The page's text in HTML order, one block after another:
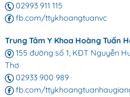
02993 911 115
fb.com/ttykhoangtuanvc
Trung Tâm Y Khoa Hoàng Tuấn
155 đường số 1, KĐT Nguyễn
Thơ
02933 900 989
fb.com/